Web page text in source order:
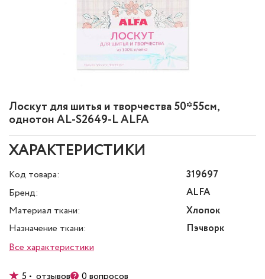
Лоскут для шитья и творчества 50*55см,
однотон AL-S2649-L ALFA
ХАРАКТЕРИСТИКИ
Код товара:
319697
Бренд:
ALFA
Материал ткани:
Хлопок
Назначение ткани:
Пэчворк
Все характеристики